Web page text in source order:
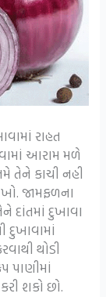
રાહત
આરામ મળે
તેને કાચી નહી
જામફળના
દાંતમાં દુખાવા
દુખાવામાં
થોડી
પાણીમાં
શકો છો.